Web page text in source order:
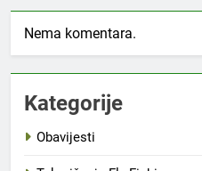
Nema komentara.
Kategorije
Obavijesti